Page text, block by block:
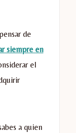
de
siempre en
el
a quien